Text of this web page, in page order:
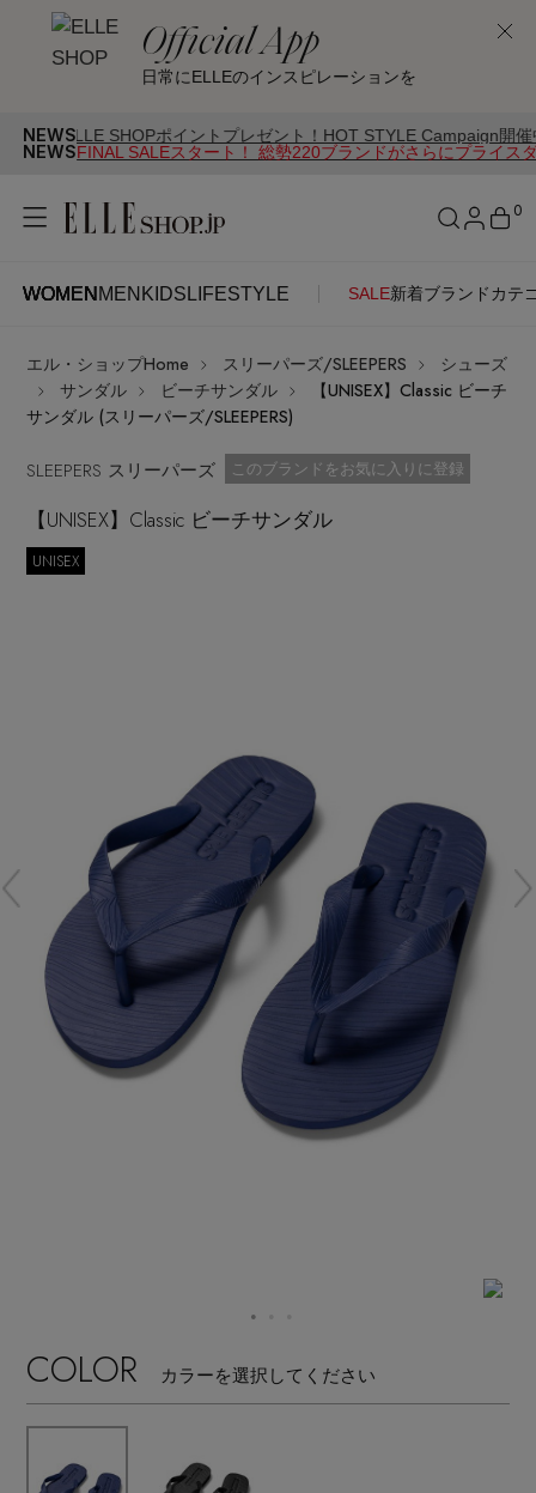
Official App
日常にELLEのインスピレーションを
NEWS
SHOPポイントプレゼント！HOT STYLE Campaign開催中
NEWSFINAL SALEスタート！ 総勢220ブランドがさらにプライス
WOMEN MEN KIDS LIFESTYLE SALE新着ブランド カテ
0
WOMENMENKIDSLIFESTYLE
ITEMS
新着アイテム
再入荷アイテム
最旬！トレンドワード
【予約】新作ウェアをチェック
【Tシャツ】デイリーに活躍
【日傘】完全遮光・軽量傘
【サンダル】ビーサンの季節！
【レース】上品な透け感
【雨の日】急な雨対策グッズ
【限定】ここでしか買えないアイテム
アイテム一覧
SALE
CATEGORY
カットソー・Tシャツ
ワンピース・チュニック
サンダル
パンプス
すべてのファッション小物
ストール・マフラー・ケープ
アクセサリー
すべてのアクセサリー
ランジェリー
ログイン
新規会員登録
SUPPORT
ご利用ガイド
カスタマーサポート
エル・ショップについて
SEE RESULTS
エル・ショップHome スリーパーズ/SLEEPERS
シューズ
サンダル
ビーチサンダル
【UNISEX】Classic ビーチ
サンダル (スリーパーズ/SLEEPERS)
SLEEPERS スリーパーズ お気に入り済
このブランドをお気に入りに登録
【UNISEX】Classic ビーチサンダル
UNISEX
COLOR カラーを選択してください